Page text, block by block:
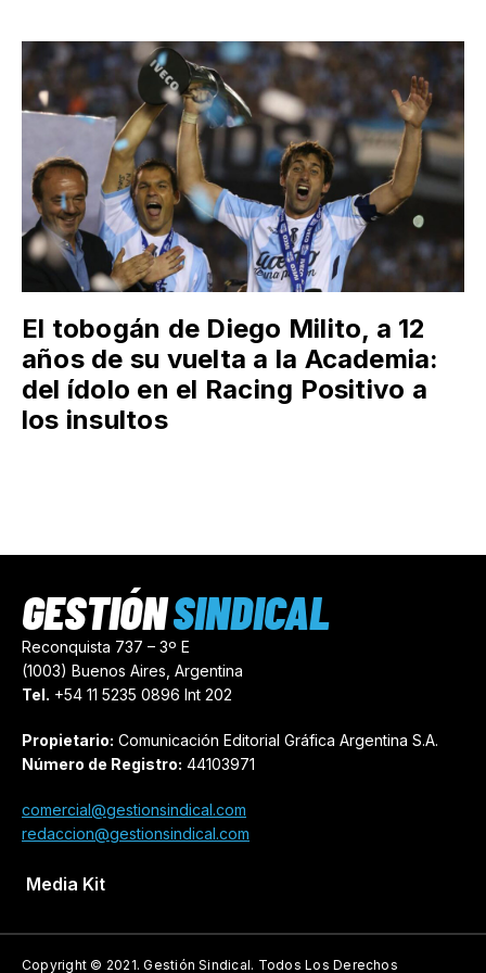
El tobogán de Diego Milito, a 12
años de su vuelta a la Academia:
del ídolo en el Racing Positivo a
los insultos
Reconquista 737 – 3º E
(1003) Buenos Aires, Argentina
Tel. +54 11 5235 0896 Int 202
Propietario: Comunicación Editorial Gráfica Argentina S.A.
Número de Registro: 44103971
comercial@gestionsindical.com
redaccion@gestionsindical.com
Media Kit
GESTIÓNSINDICAL
Copyright © 2021.Gestión Sindical. Todos Los Derechos